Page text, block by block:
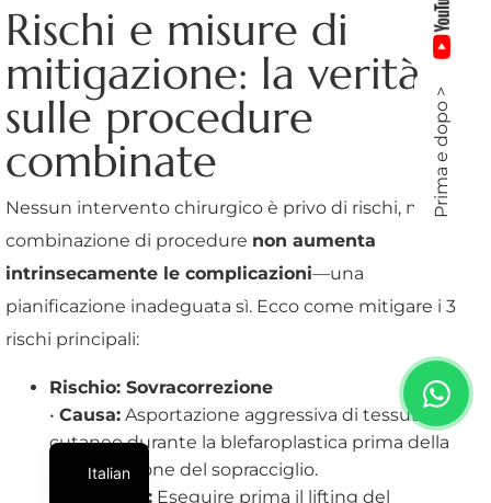
Rischi e misure di
mitigazione: la verità
sulle procedure
combinate
Nessun intervento chirurgico è privo di rischi, ma la
combinazione di procedure non aumenta
intrinsecamente le complicazioni—una
pianificazione inadeguata sì. Ecco come mitigare i 3
rischi principali:
Rischio: Sovracorrezione
• Causa: Asportazione aggressiva di tessuto
cutaneo durante la blefaroplastica prima della
stabilizzazione del sopracciglio.
Soluzione: Eseguire prima il lifting del
Prima e dopo >
Italian